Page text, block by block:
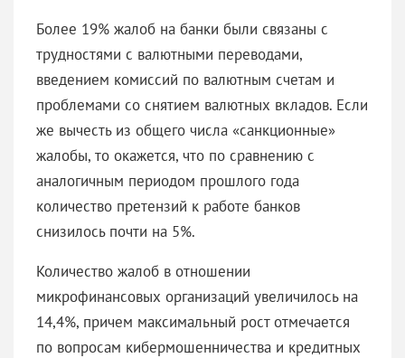
Более 19% жалоб на банки были связаны с
трудностями с валютными переводами,
введением комиссий по валютным счетам и
проблемами со снятием валютных вкладов. Если
же вычесть из общего числа «санкционные»
жалобы, то окажется, что по сравнению с
аналогичным периодом прошлого года
количество претензий к работе банков
снизилось почти на 5%.
Количество жалоб в отношении
микрофинансовых организаций увеличилось на
14,4%, причем максимальный рост отмечается
по вопросам кибермошенничества и кредитных